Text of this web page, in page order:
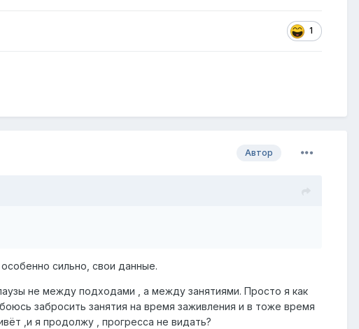
1
Автор
сильно, свои данные.
не между подходами , а между занятиями. Просто я как
забросить занятия на время заживления и в тоже время
,и я продолжу , прогресса не видать?